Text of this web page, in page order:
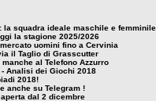
la squadra ideale maschile e femminile
la stagione 2025/2026
uomini fino a Cervinia
il Taglio di Grasscutter
al Telefono Azzurro
Analisi dei Giochi 2018
2018!
anche su Telegram !
dal 2 dicembre